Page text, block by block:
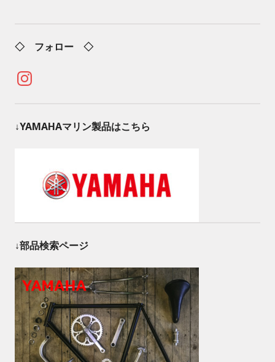
◇ フォロー ◇
Instagram
↓YAMAHAマリン製品はこちら
↓部品検索ページ